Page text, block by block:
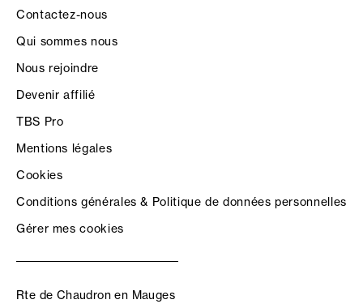
Contactez-nous
Qui sommes nous
Nous rejoindre
Devenir affilié
TBS Pro
Mentions légales
Cookies
Conditions générales & Politique de données personnelles
Gérer mes cookies
Rte de Chaudron en Mauges